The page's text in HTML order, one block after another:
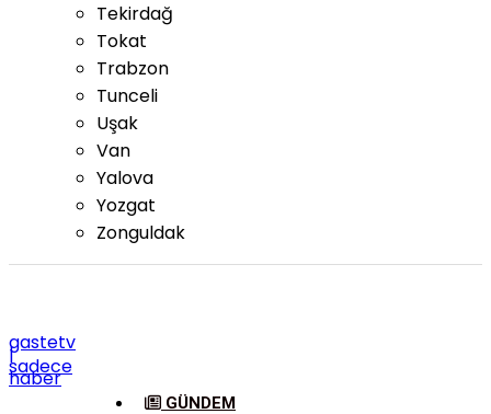
Tekirdağ
Tokat
Trabzon
Tunceli
Uşak
Van
Yalova
Yozgat
Zonguldak
gastetv
|
sadece
haber
GÜNDEM